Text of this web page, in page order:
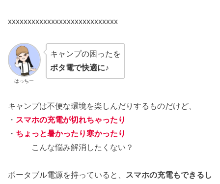
xxxxxxxxxxxxxxxxxxxxxxxxxxxx
はっちー
キャンプの困ったを
ポタ電で快適に♪
キャンプは不便な環境を楽しんだりするものだけど、
・ スマホの充電が切れちゃったり
・ ちょっと暑かったり寒かったり
こんな悩み解消したくない？
ポータブル電源を持っていると、
スマホの充電もできるし